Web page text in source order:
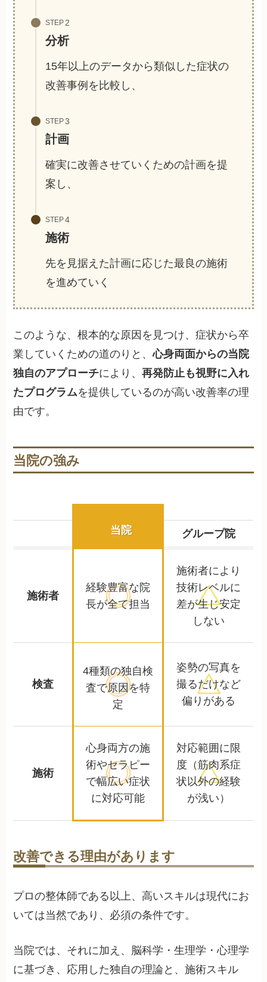
STEP
分析
15年以上のデータから類似した症状の
改善事例を比較し、
STEP
計画
確実に改善させていくための計画を提
案し、
STEP
施術
先を見据えた計画に応じた最良の施術
を進めていく
このような、根本的な原因を見つけ、症状から卒
業していくための道のりと、心身両面からの当院
独自のアプローチにより、再発防止も視野に入れ
たプログラムを提供しているのが高い改善率の理
由です。
当院の強み
当院 グループ院
施術者
経験豊富な院
長が全て担当
施術者により
技術レベルに
差が生じ安定
しない
検査
4種類の独自検
査で原因を特
定
姿勢の写真を
撮るだけなど
偏りがある
施術
心身両方の施
術やセラピー
で幅広い症状
に対応可能
対応範囲に限
度 （筋肉系症
状以外の経験
が浅い）
改善できる理由があります
プロの整体師である以上、高いスキルは現代にお
いては当然であり、必須の条件です。
当院では、それに加え、脳科学・生理学・心理学
に基づき、応用した独自の理論と、施術スキル